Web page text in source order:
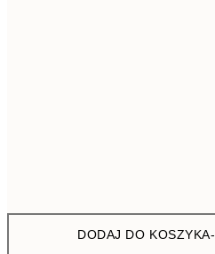
DODAJ DO KOSZYKA-